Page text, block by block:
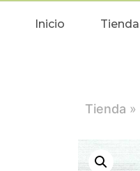
Inicio Tienda
Tienda »